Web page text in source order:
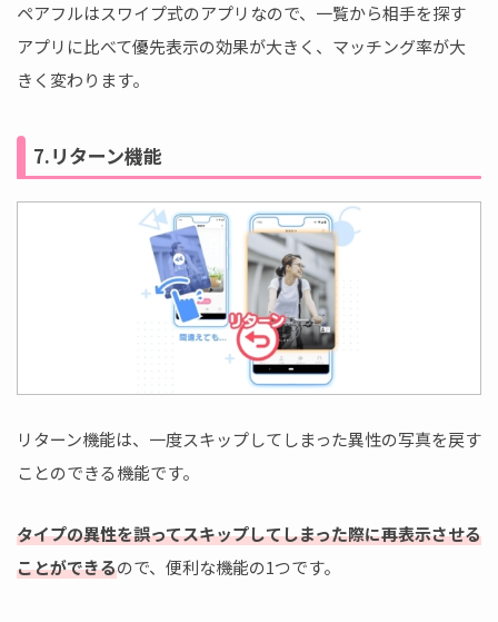
ペアフルはスワイプ式のアプリなので、一覧から相手を探す
アプリに比べて優先表示の効果が大きく、マッチング率が大
きく変わります。
7.リターン機能
リターン機能は、一度スキップしてしまった異性の写真を戻す
ことのできる機能です。
タイプの異性を誤ってスキップしてしまった際に再表示させる
ことができるので、便利な機能の1つです。